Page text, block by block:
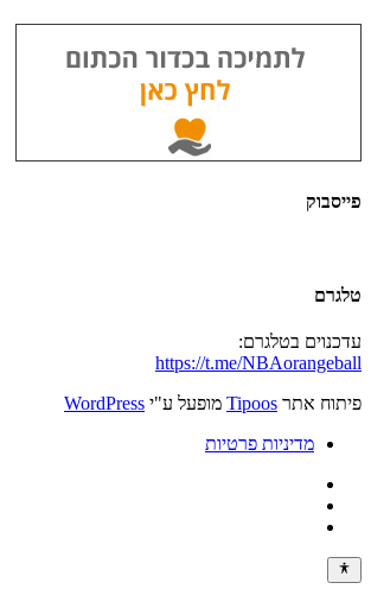
פייסבוק
טלגרם
עדכנוים בטלגרם:
https://t.me/NBAorangeball
פיתוח אתר Tipoos מופעל ע"י WordPress
מדיניות פרטיות